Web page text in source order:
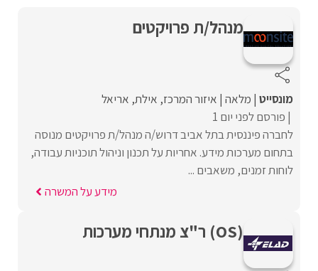
מנהל/ת פרויקטים
מונסייט מלאה איזור המרכז אילת אריאל
פורסם לפני יום 1
לחברה פיננסית בתל אביב דרוש/ה מנהל/ת פרויקטים מנוסה
בתחום מערכות מידע. אחריות על תכנון וניהול תוכניות עבודה,
לוחות זמנים, משאבים ...
מידע על המשרה
(OS) ר"צ מנתחי מערכות